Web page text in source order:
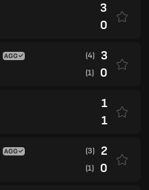
3
0
(4) 3
(1) 0
1
1
(3) 2
(1) 0